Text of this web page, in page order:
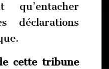
déclarations
cette tribune